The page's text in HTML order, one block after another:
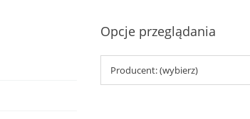
Opcje przeglądania
Producent: (wybierz)